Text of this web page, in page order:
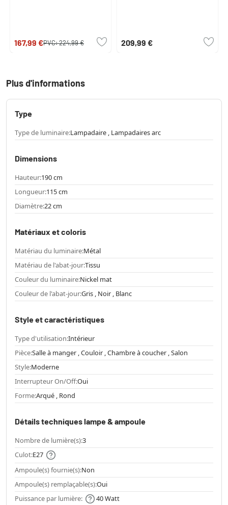
167,99 €PVC:224,99 € 209,99 €
Plus d'informations
Type
Type de luminaire:Lampadaire , Lampadaires arc
Dimensions
Hauteur:190 cm
Longueur:115 cm
Diamètre:22 cm
Matériaux et coloris
Matériau du luminaire:Métal
Matériau de l'abat-jour:Tissu
Couleur du luminaire:Nickel mat
Couleur de l'abat-jour:Gris , Noir , Blanc
Style et caractéristiques
Type d'utilisation:Intérieur
Pièce:Salle à manger , Couloir , Chambre à coucher , Salon
Style:Moderne
Interrupteur On/Off:Oui
Forme:Arqué , Rond
Détails techniques lampe & ampoule
Nombre de lumière(s):3
Culot:E27
Ampoule(s) fournie(s):Non
Ampoule(s) remplaçable(s):Oui
Puissance par lumière:
40 Watt